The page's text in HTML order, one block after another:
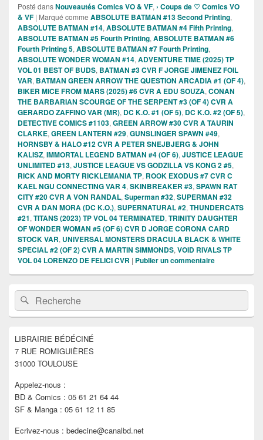
Posté dansNouveautés Comics VO & VF, › Coups de ♡ Comics VO
& VF | Marqué comme ABSOLUTE BATMAN #13 Second Printing,
ABSOLUTE BATMAN #14, ABSOLUTE BATMAN #4 Fifth Printing,
ABSOLUTE BATMAN #5 Fourth Printing, ABSOLUTE BATMAN #6
Fourth Printing 5, ABSOLUTE BATMAN #7 Fourth Printing,
ABSOLUTE WONDER WOMAN #14, ADVENTURE TIME (2025) TP
VOL 01 BEST OF BUDS, BATMAN #3 CVR F JORGE JIMENEZ FOIL
VAR, BATMAN GREEN ARROW THE QUESTION ARCADIA #1 (OF 4),
BIKER MICE FROM MARS (2025) #6 CVR A EDU SOUZA, CONAN
THE BARBARIAN SCOURGE OF THE SERPENT #3 (OF 4) CVR A
GERARDO ZAFFINO VAR (MR), DC K.O. #1 (OF 5), DC K.O. #2 (OF 5),
DETECTIVE COMICS #1103, GREEN ARROW #30 CVR A TAURIN
CLARKE, GREEN LANTERN #29, GUNSLINGER SPAWN #49,
HORNSBY & HALO #12 CVR A PETER SNEJBJERG & JOHN
KALISZ, IMMORTAL LEGEND BATMAN #4 (OF 6), JUSTICE LEAGUE
UNLIMITED #13, JUSTICE LEAGUE VS GODZILLA VS KONG 2 #5,
RICK AND MORTY RICKLEMANIA TP, ROOK EXODUS #7 CVR C
KAEL NGU CONNECTING VAR 4, SKINBREAKER #3, SPAWN RAT
CITY #20 CVR A VON RANDAL, Superman #32, SUPERMAN #32
CVR A DAN MORA (DC K.O.), SUPERNATURAL #2, THUNDERCATS
#21, TITANS (2023) TP VOL 04 TERMINATED, TRINITY DAUGHTER
OF WONDER WOMAN #5 (OF 6) CVR D JORGE CORONA CARD
STOCK VAR, UNIVERSAL MONSTERS DRACULA BLACK & WHITE
SPECIAL #2 (OF 2) CVR A MARTIN SIMMONDS, VOID RIVALS TP
VOL 04 LORENZO DE FELICI CVR | Publier un commentaire
Zone
principale
de
widget
barre
latérale
Recherche :Rechercher
LIBRAIRIE BÉDÉCINÉ
7 RUE ROMIGUIÈRES
31000 TOULOUSE
Appelez-nous :
BD & Comics : 05 61 21 64 44
SF & Manga : 05 61 12 11 85
Ecrivez-nous : bedecine@canalbd.net